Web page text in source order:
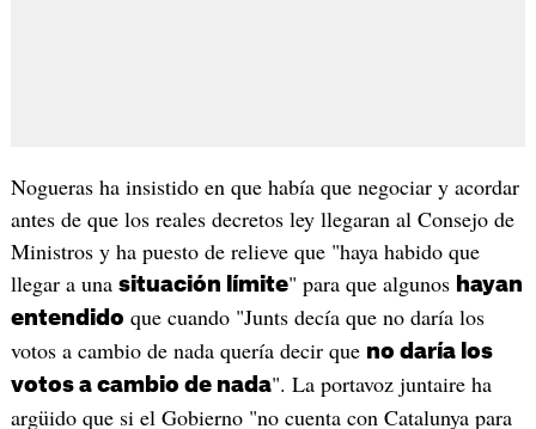
Nogueras ha insistido en que había que negociar y acordar
antes de que los reales decretos ley llegaran al Consejo de
Ministros y ha puesto de relieve que "haya habido que
llegar a una situación límite" para que algunos hayan
entendido que cuando "Junts decía que no daría los
votos a cambio de nada quería decir que no daría los
votos a cambio de nada". La portavoz juntaire ha
argüido que si el Gobierno "no cuenta con Catalunya para